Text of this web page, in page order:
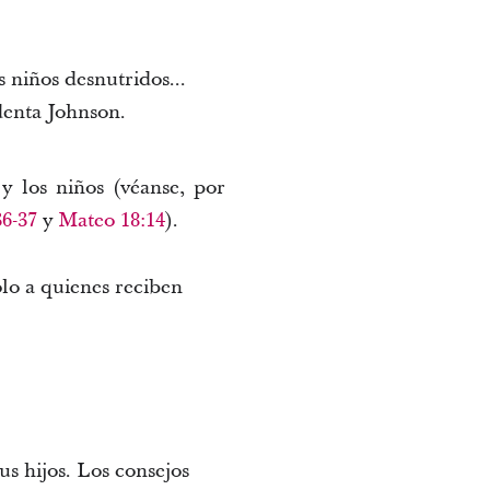
niños desnutridos...
Johnson.
los niños (véanse, por
37y Mateo 18:14).
a quienes reciben
hijos. Los consejos